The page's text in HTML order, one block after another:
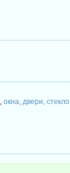
,окна, двери, стекло